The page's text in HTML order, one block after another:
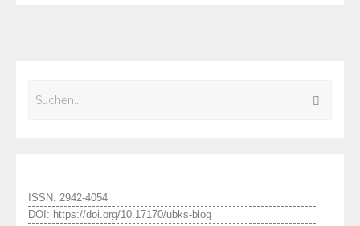
ISSN: 2942-4054
DOI: https://doi.org/10.17170/ubks-blog